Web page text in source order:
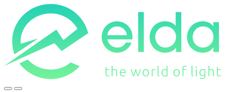
navigation
content